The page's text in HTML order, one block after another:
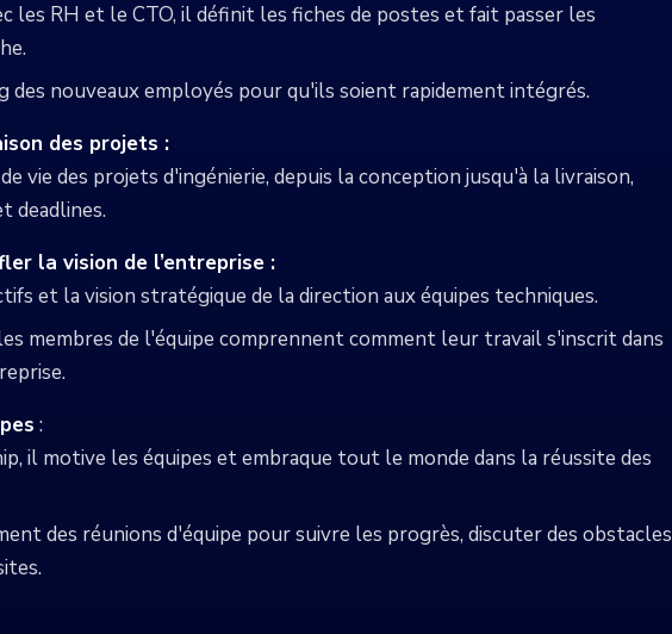
les RH et le CTO, il définit les fiches de postes et fait passer les
des nouveaux employés pour qu'ils soient rapidement intégrés.
des projets :
vie des projets d'ingénierie, depuis la conception jusqu'à la livraison,
deadlines.
la vision de l’entreprise :
et la vision stratégique de la direction aux équipes techniques.
membres de l'équipe comprennent comment leur travail s'inscrit dans
:
il motive les équipes et embraque tout le monde dans la réussite des
des réunions d'équipe pour suivre les progrès, discuter des obstacles